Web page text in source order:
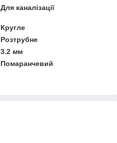
Для каналізації
Кругле
Розтрубне
3.2 мм
Помаранчевий